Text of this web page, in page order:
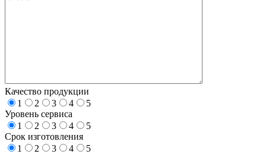
Качество продукции
1
2 3 4
5
Уровень сервиса
1
2 3 4
5
Срок изготовления
1
2 3 4
5